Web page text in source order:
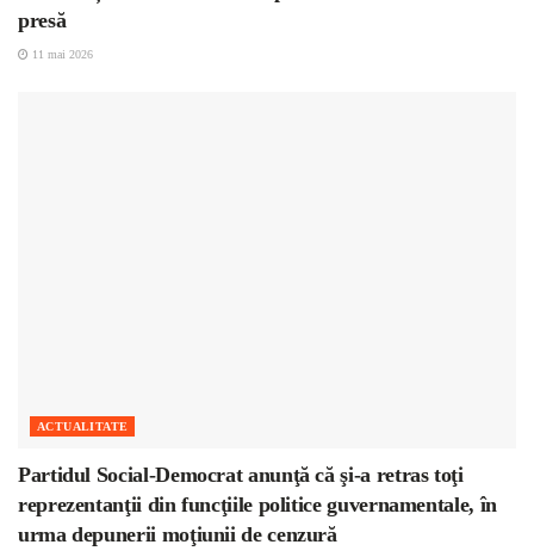
presă
11 mai 2026
ACTUALITATE
Partidul Social-Democrat anunţă că şi-a retras toţi
reprezentanţii din funcţiile politice guvernamentale, în
urma depunerii moţiunii de cenzură